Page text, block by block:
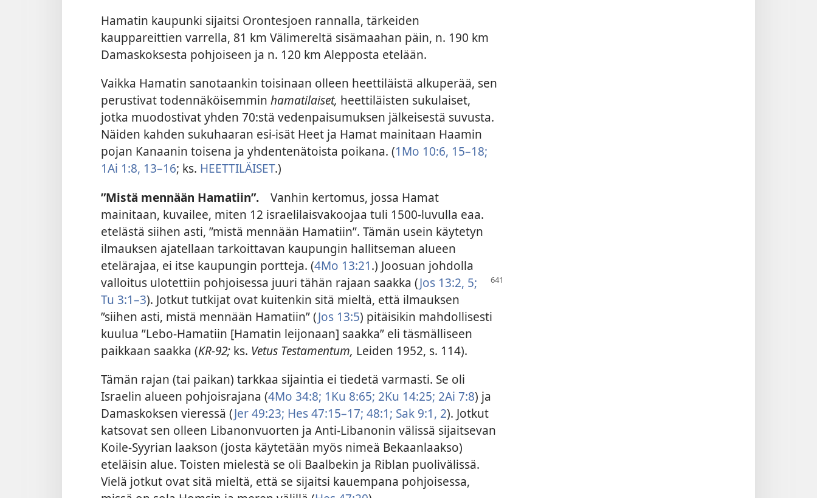
Hamatin kaupunki sijaitsi Orontesjoen rannalla, tärkeiden
kauppareittien varrella, 81 km Välimereltä sisämaahan päin, n. 190 km
Damaskoksesta pohjoiseen ja n. 120 km Alepposta etelään.
Vaikka Hamatin sanotaankin toisinaan olleen heettiläistä alkuperää, sen
perustivat todennäköisemmin hamatilaiset, heettiläisten sukulaiset,
jotka muodostivat yhden 70:stä vedenpaisumuksen jälkeisestä suvusta.
Näiden kahden sukuhaaran esi-isät Heet ja Hamat mainitaan Haamin
pojan Kanaanin toisena ja yhdentenätoista poikana. (1Mo 10:6, 15–18;
1Ai 1:8, 13–16; ks. HEETTILÄISET.)
”Mistä mennään Hamatiin”. Vanhin kertomus, jossa Hamat
mainitaan, kuvailee, miten 12 israelilaisvakoojaa tuli 1500-luvulla eaa.
etelästä siihen asti, ”mistä mennään Hamatiin”. Tämän usein käytetyn
ilmauksen ajatellaan tarkoittavan kaupungin hallitseman alueen
etelärajaa, ei itse kaupungin portteja. (4Mo 13:21.) Joosuan johdolla
valloitus ulotettiin pohjoisessa juuri tähän rajaan saakka (Jos 13:2, 5;
Tu 3:1–3). Jotkut tutkijat ovat kuitenkin sitä mieltä, että ilmauksen
”siihen asti, mistä mennään Hamatiin” (Jos 13:5) pitäisikin mahdollisesti
kuulua ”Lebo-Hamatiin [Hamatin leijonaan] saakka” eli täsmälliseen
paikkaan saakka (KR-92; ks. Vetus Testamentum, Leiden 1952, s. 114).
Tämän rajan (tai paikan) tarkkaa sijaintia ei tiedetä varmasti. Se oli
Israelin alueen pohjoisrajana (4Mo 34:8; 1Ku 8:65; 2Ku 14:25; 2Ai 7:8) ja
Damaskoksen vieressä (Jer 49:23; Hes 47:15–17; 48:1; Sak 9:1, 2). Jotkut
katsovat sen olleen Libanonvuorten ja Anti-Libanonin välissä sijaitsevan
Koile-Syyrian laakson (josta käytetään myös nimeä Bekaanlaakso)
eteläisin alue. Toisten mielestä se oli Baalbekin ja Riblan puolivälissä.
Vielä jotkut ovat sitä mieltä, että se sijaitsi kauempana pohjoisessa,